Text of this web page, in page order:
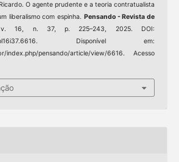
O agente prudente e a teoria contratualista
liberalismo com espinha. Pensando - Revista de
16, n. 37, p. 225–243, 2025. DOI:
Disponível em:
index.php/pensando/article/view/6616. Acesso